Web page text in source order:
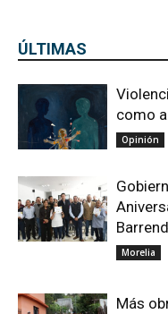
ÚLTIMAS
como
Opinión
Morelia
Más